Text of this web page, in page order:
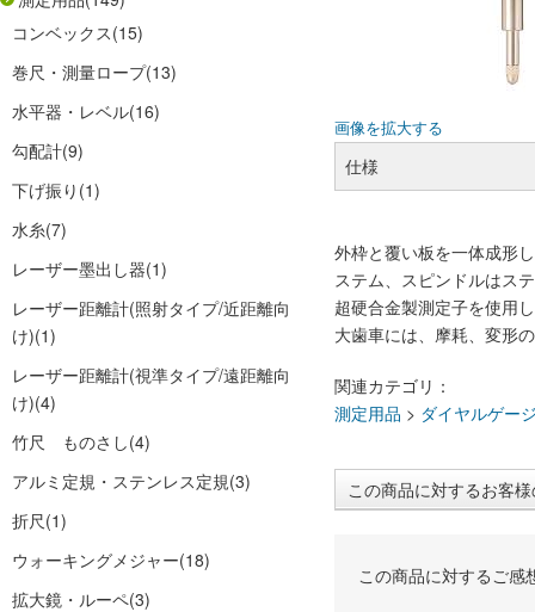
コンベックス(15)
巻尺・測量ロープ(13)
水平器・レベル(16)
勾配計(9)
下げ振り (1)
水糸(7)
レーザー墨出し器(1)
レーザー距離計(照射タイプ/近距離向
け)(1)
レーザー距離計(視準タイプ/遠距離向
け)(4)
竹尺 ものさし(4)
アルミ定規・ステンレス定規(3)
折尺(1)
ウォーキングメジャー(18)
拡大鏡・ルーペ(3)
画像を拡大する
仕様
外枠と覆い板を一体成形
ステム、スピンドルはス
超硬合金製測定子を使用
大歯車には、摩耗、変形
関連カテゴリ：
測定用品 > ダイヤルゲー
この商品に対するお客
この商品に対するご感